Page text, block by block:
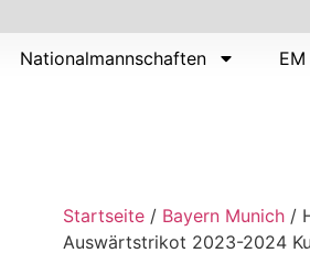
Nationalmannschaften
Startseite / Bayern Munich /
Auswärtstrikot 2023-2024